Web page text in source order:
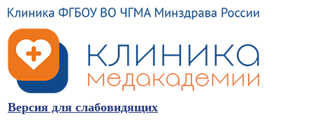
Версия для слабовидящих